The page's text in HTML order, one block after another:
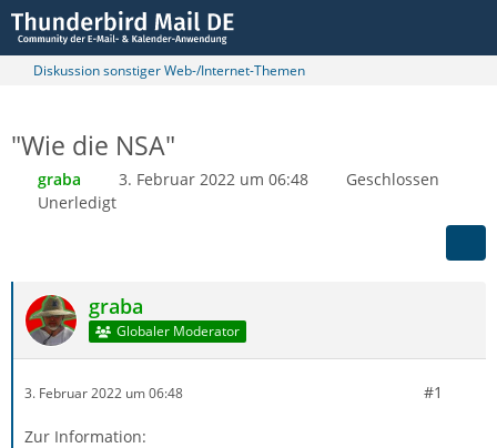
Diskussion sonstiger Web-/Internet-Themen
"Wie die NSA"
graba 3. Februar 2022 um 06:48
Geschlossen
Unerledigt
graba
Globaler Moderator
3. Februar 2022 um 06:48 #1
Zur Information: